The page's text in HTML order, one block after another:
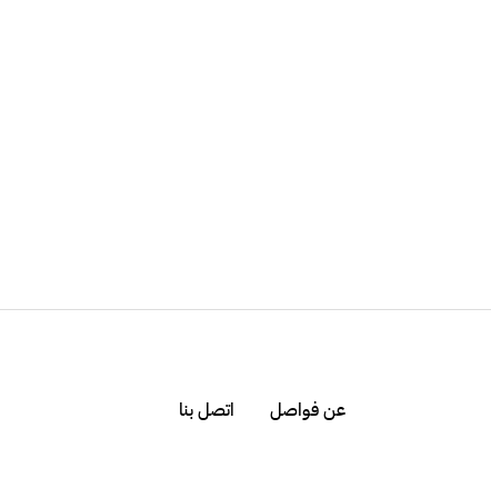
عن فواصل اتصل بنا